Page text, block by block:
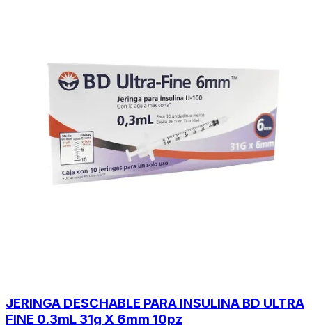
JERINGA DESCHABLE PARA INSULINA BD ULTRA
FINE 0.3mL 31g X 6mm 10pz